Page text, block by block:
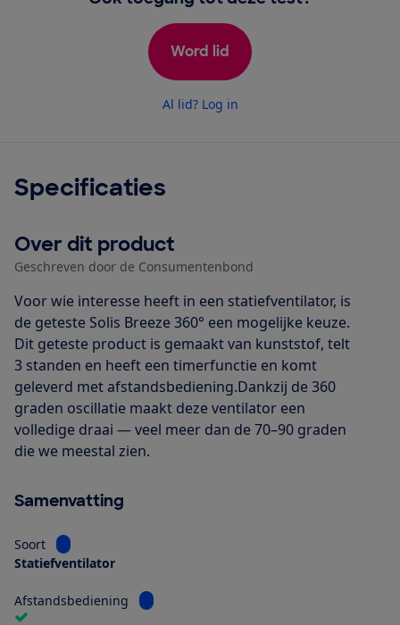
Word lid
Al lid? Log in
Specificaties
Over dit product
Geschreven door de Consumentenbond
Voor wie interesse heeft in een statiefventilator, is
de geteste Solis Breeze 360° een mogelijke keuze.
Dit geteste product is gemaakt van kunststof, telt
3 standen en heeft een timerfunctie en komt
geleverd met afstandsbediening.Dankzij de 360
graden oscillatie maakt deze ventilator een
volledige draai — veel meer dan de 70–90 graden
die we meestal zien.
Samenvatting
Soort
Bekijk informatie voor Soort
Statiefventilator
Afstandsbediening Bekijk informatie voor Afstandsbediening